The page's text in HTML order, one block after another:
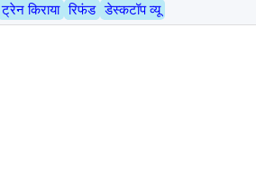
ट्रेन किराया रिफंड डेस्कटॉप व्यू